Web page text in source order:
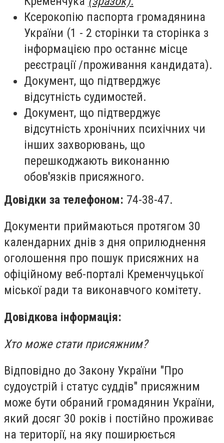
Ксерокопію паспорта громадянина
України (1 - 2 сторінки та сторінка з
інформацією про останнє місце
реєстрації /проживання кандидата).
Документ, що підтверджує
відсутність судимостей.
Документ, що підтверджує
відсутність хронічних психічних чи
інших захворювань, що
перешкоджають виконанню
обов'язків присяжного.
Довідки за телефоном: 74-38-47.
Документи приймаються протягом 30
календарних днів з дня оприлюднення
оголошення про пошук присяжних на
офіційному веб-порталі Кременчуцької
міської ради та виконавчого комітету.
Довідкова інформація:
Хто може стати присяжним?
Відповідно до Закону України "Про
судоустрій і статус суддів" присяжним
може бути обраний громадянин України,
який досяг 30 років і постійно проживає
на території, на яку поширюється